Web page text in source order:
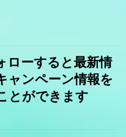
ーすると最新情
ャンペーン情報を
とができます